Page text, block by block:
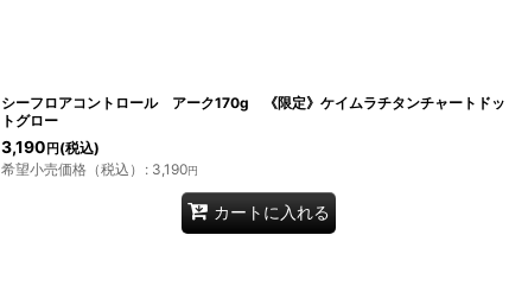
シーフロアコントロール アーク170g 《限定》ケイムラチタンチャートドッ
トグロー
3,190 円 (税込)
希望小売価格（税込） : 3,190円
カートに入れる